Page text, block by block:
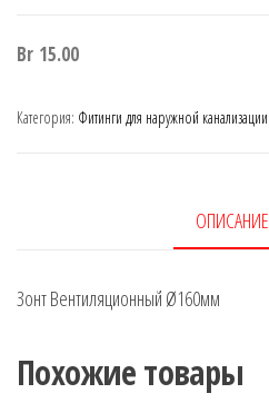
Br 15.00
Категория: Фитинги для наружной канализации
ОПИСАНИЕ
Зонт Вентиляционный Ø160мм
Похожие товары